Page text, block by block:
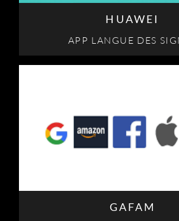
HUAWEI
APP LANGUE DES
GAFAM